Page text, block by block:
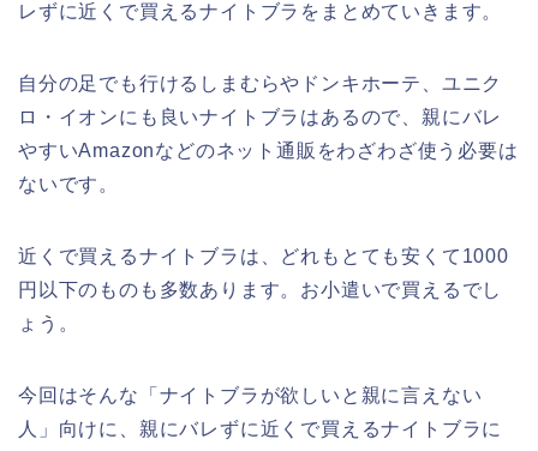
レずに近くで買えるナイトブラをまとめていきます。
自分の足でも行けるしまむらやドンキホーテ、ユニク
ロ・イオンにも良いナイトブラはあるので、親にバレ
やすいAmazonなどのネット通販をわざわざ使う必要は
ないです。
近くで買えるナイトブラは、どれもとても安くて1000
円以下のものも多数あります。お小遣いで買えるでし
ょう。
今回はそんな「ナイトブラが欲しいと親に言えない
人」向けに、親にバレずに近くで買えるナイトブラに